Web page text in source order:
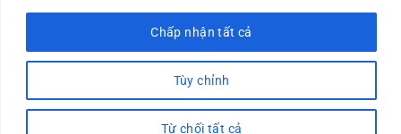
Tùy chỉnh
Từ chối tất cả
Chấp nhận tất cả